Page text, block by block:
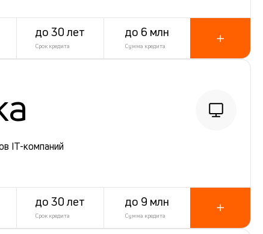
до 30 лет
Срок кредита
до 6 млн
Сумма кредита
IT-компаний
до 30 лет
Срок кредита
до 9 млн
Сумма кредита